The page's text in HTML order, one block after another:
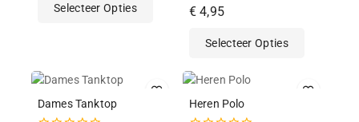
Selecteer Opties
0
van
€ 4,95
Selecteer Opties
Dames Tanktop Heren Polo